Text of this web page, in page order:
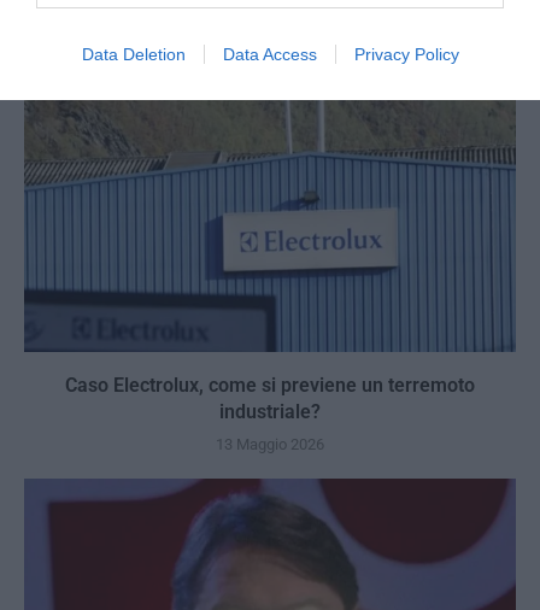
Data Deletion Data Access Privacy Policy
Caso Electrolux, come si previene un terremoto
industriale?
13 Maggio 2026